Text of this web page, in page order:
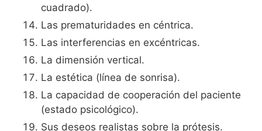
cuadrado).
Las prematuridades en céntrica.
Las interferencias en excéntricas.
La dimensión vertical.
La estética (línea de sonrisa).
La capacidad de cooperación del paciente
(estado psicológico).
Sus deseos realistas sobre la prótesis.